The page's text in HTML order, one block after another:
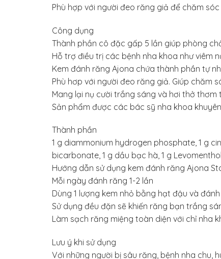
Phù hợp với người đeo răng giả để chăm
Công dụng
Thành phần cô đặc gấp 5 lần giúp phòng
Hỗ trợ điều trị các bệnh nha khoa như viêm
Kem đánh răng Ajona chứa thành phần tự
Phù hơp với người đeo răng giả. Giúp chăm
Mang lại nụ cười trắng sáng và hơi thở
Sản phẩm được các bác sỹ nha khoa
Thành phần
1 g diammonium hydrogen phosphate, 1 g
bicarbonate, 1 g dầu bạc hà, 1 g
Hướng dẫn sử dụng kem đánh răng Ajona
Mỗi ngày đánh răng 1-2 lần
Dùng 1 lượng kem nhỏ bằng hạt đậu và
Sử dụng đều đặn sẽ khiến răng bạn trắng
Làm sạch răng miệng toàn diện với chỉ nha
Lưu ý khi sử dụng
Với những người bị sâu răng, bệnh nha chu,